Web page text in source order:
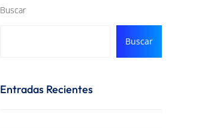
Buscar
Buscar
Entradas Recientes